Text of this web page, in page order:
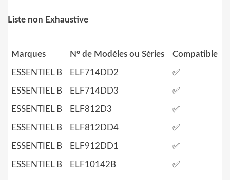
Liste non Exhaustive
Marques N° de Modéles ou Séries Compatible
ESSENTIEL B ELF714DD2 ✅
ESSENTIEL B ELF714DD3 ✅
ESSENTIEL B ELF812D3 ✅
ESSENTIEL B ELF812DD4 ✅
ESSENTIEL B ELF912DD1 ✅
ESSENTIEL B ELF10142B ✅